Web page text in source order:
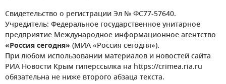
Свидетельство о регистрации Эл № ФС77-57640.
Учредитель: Федеральное государственное унитарное
предприятие Международное информационное агентство
«Россия сегодня» (МИА «Россия сегодня»).
При любом использовании материалов и новостей сайта
РИА Новости Крым гиперссылка на https://crimea.ria.ru
обязательна не ниже второго абзаца текста.